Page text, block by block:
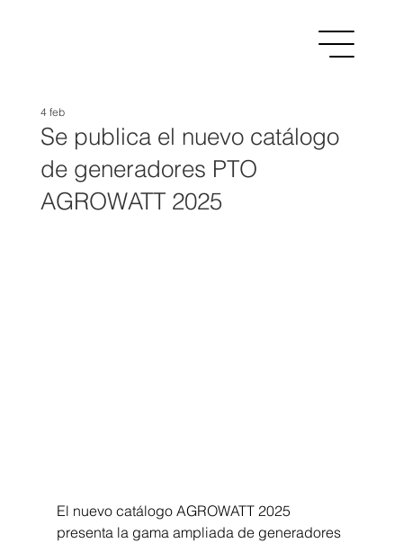
Se publica el nuevo catálogo
de generadores PTO
AGROWATT 2025
4 feb
El nuevo catálogo AGROWATT 2025
presenta la gama ampliada de generadores